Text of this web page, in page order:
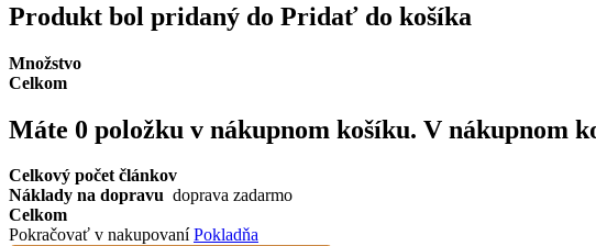
Produkt bol pridaný do Pridať do košíka
Množstvo
Celkom
Máte 0 položku v nákupnom košíku. V nákupnom
Celkový počet článkov
Náklady na dopravu doprava zadarmo
Celkom
Pokračovať v nakupovaníPokladňa